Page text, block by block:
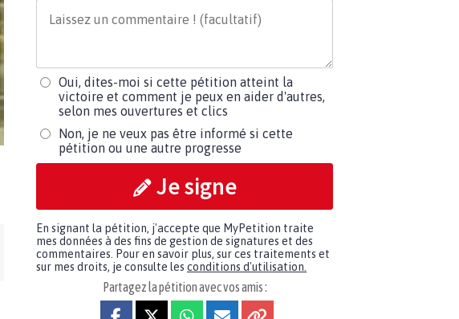
Oui, dites-moi si cette pétition atteint la
victoire et comment je peux en aider d'autres,
selon mes ouvertures et clics
Non, je ne veux pas être informé si cette
pétition ou une autre progresse
Je signe
En signant la pétition, j'accepte que MyPetition traite
mes données à des fins de gestion de signatures et des
commentaires. Pour en savoir plus, sur ces traitements et
sur mes droits, je consulte les conditions d'utilisation.
Partagez la pétition avec vos amis :